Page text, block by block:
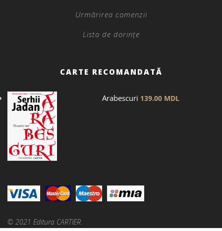
Urmărirea comenzii
Lista de dorințe
CARTE RECOMANDATĂ
Arabescuri 139.00 MDL
© 2021 Editura CARTIER.